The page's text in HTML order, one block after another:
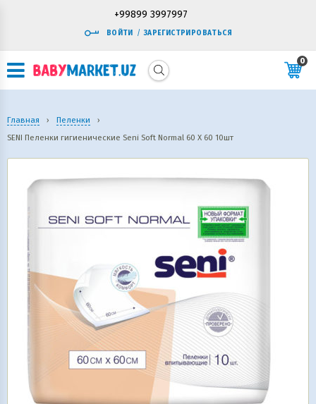
+99899 3997997
ВОЙТИ / ЗАРЕГИСТРИРОВАТЬСЯ
0
Главная › Пеленки
›
SENI Пеленки гигиенические Seni Soft Normal 60 Х 60 10шт